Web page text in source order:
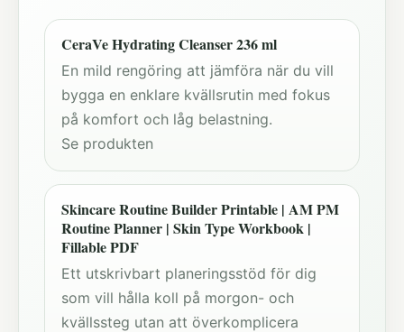
CeraVe Hydrating Cleanser 236 ml
En mild rengöring att jämföra när du vill
bygga en enklare kvällsrutin med fokus
på komfort och låg belastning.
Se produkten
Skincare Routine Builder Printable | AM PM
Routine Planner | Skin Type Workbook |
Fillable PDF
Ett utskrivbart planeringsstöd för dig
som vill hålla koll på morgon- och
kvällssteg utan att överkomplicera